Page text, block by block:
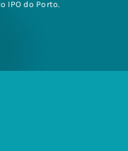
IPO do Porto.